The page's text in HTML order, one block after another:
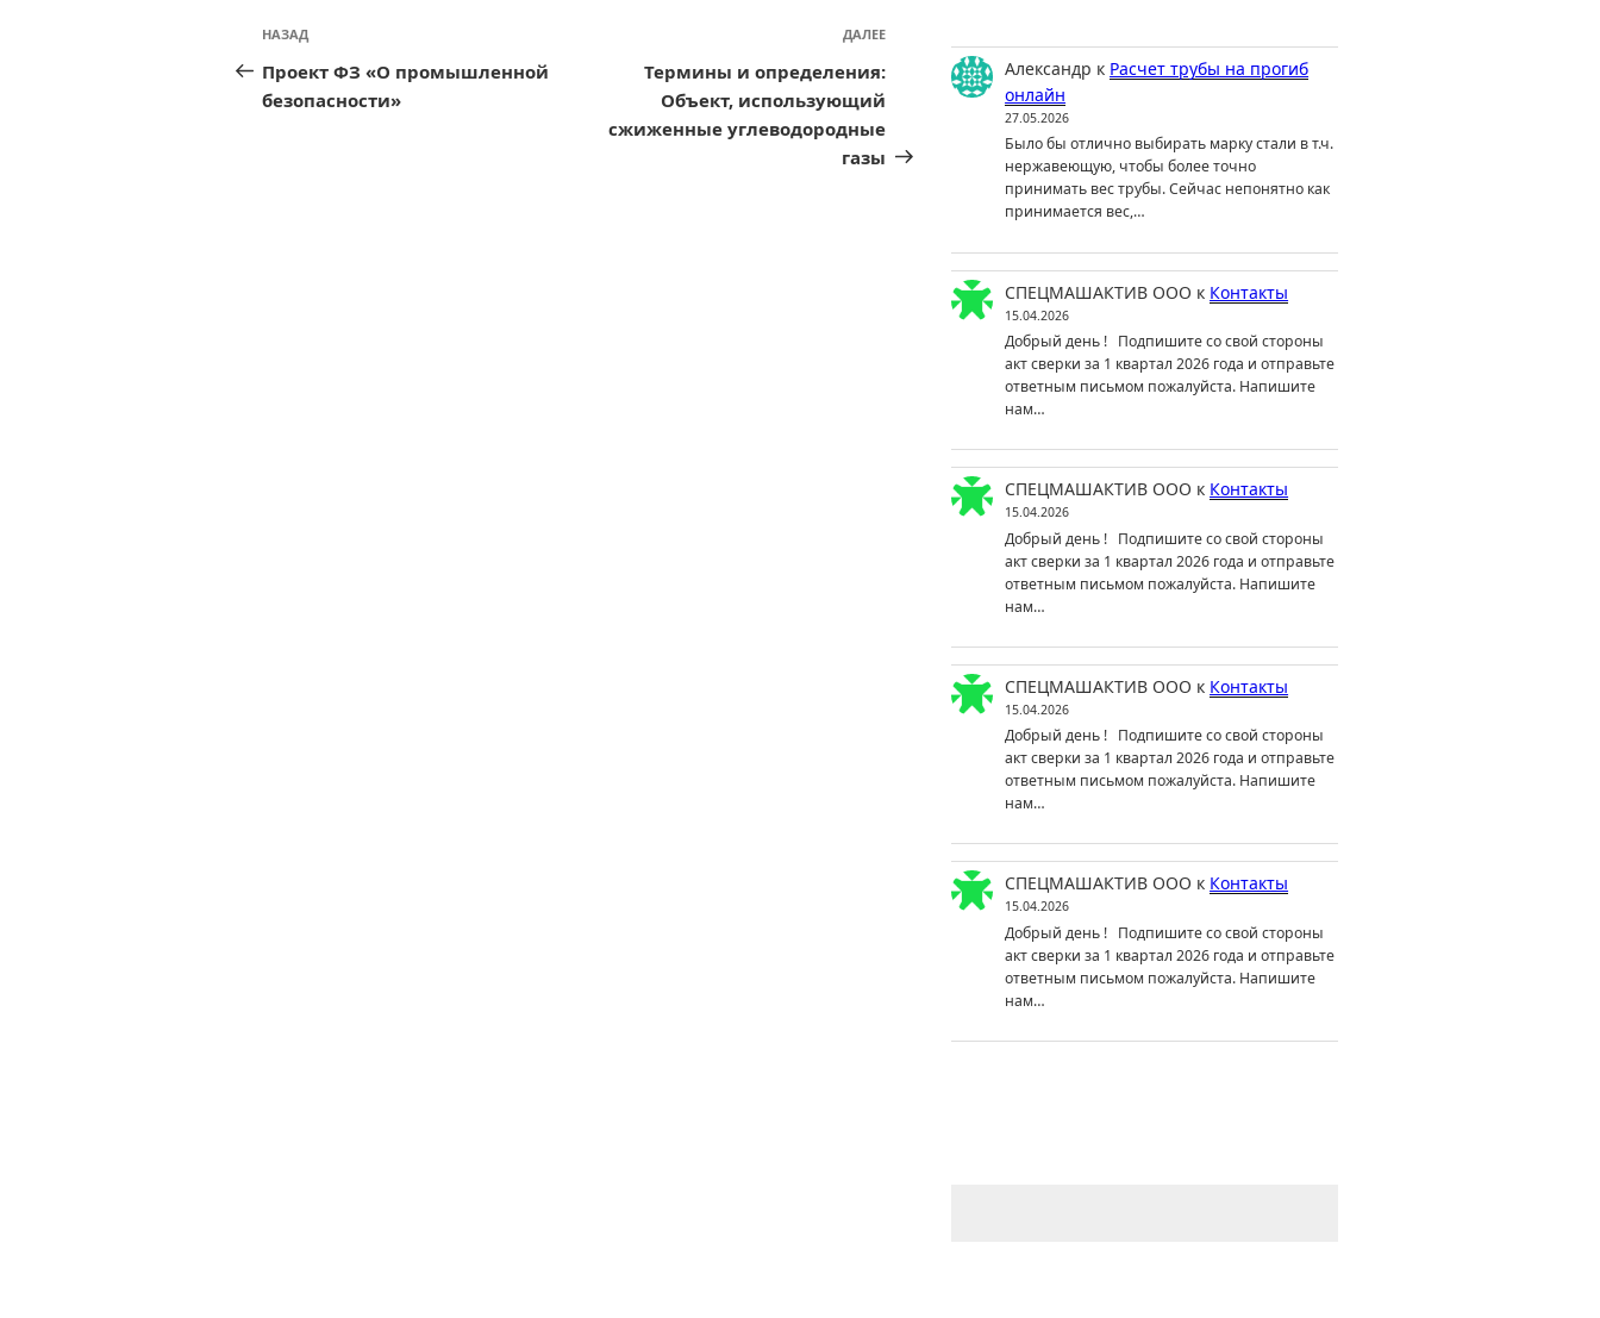
Навигация
записям
Предыдущая
запись:
НАЗАД
Проект ФЗ «О промышленной
безопасности»
Следующая
запись
ДАЛЕЕ
Термины и определения:
Объект, использующий
сжиженные углеводородные
газы
Александр к Расчет трубы на прогиб
онлайн
27.05.2026
Было бы отлично выбирать марку стали в т.ч.
нержавеющую, чтобы более точно
принимать вес трубы. Сейчас непонятно как
принимается вес,…
СПЕЦМАШАКТИВ ООО к Контакты
15.04.2026
Добрый день ! Подпишите со свой стороны
акт сверки за 1 квартал 2026 года и отправьте
ответным письмом пожалуйста. Напишите
нам…
СПЕЦМАШАКТИВ ООО к Контакты
15.04.2026
Добрый день ! Подпишите со свой стороны
акт сверки за 1 квартал 2026 года и отправьте
ответным письмом пожалуйста. Напишите
нам…
СПЕЦМАШАКТИВ ООО к Контакты
15.04.2026
Добрый день ! Подпишите со свой стороны
акт сверки за 1 квартал 2026 года и отправьте
ответным письмом пожалуйста. Напишите
нам…
СПЕЦМАШАКТИВ ООО к Контакты
15.04.2026
Добрый день ! Подпишите со свой стороны
акт сверки за 1 квартал 2026 года и отправьте
ответным письмом пожалуйста. Напишите
нам…